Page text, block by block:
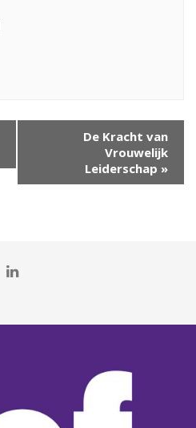
De Kracht van
Vrouwelijk
Leiderschap »